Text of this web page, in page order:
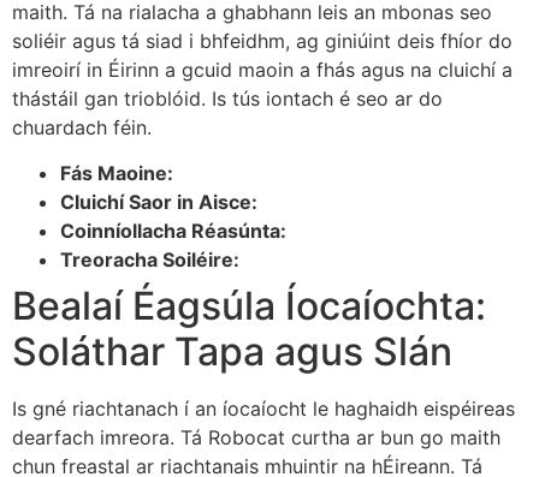
maith. Tá na rialacha a ghabhann leis an mbonas seo
soliéir agus tá siad i bhfeidhm, ag giniúint deis fhíor do
imreoirí in Éirinn a gcuid maoin a fhás agus na cluichí a
thástáil gan trioblóid. Is tús iontach é seo ar do
chuardach féin.
Fás Maoine:
Cluichí Saor in Aisce:
Coinníollacha Réasúnta:
Treoracha Soiléire:
Bealaí Éagsúla Íocaíochta:
Soláthar Tapa agus Slán
Is gné riachtanach í an íocaíocht le haghaidh eispéireas
dearfach imreora. Tá Robocat curtha ar bun go maith
chun freastal ar riachtanais mhuintir na hÉireann. Tá